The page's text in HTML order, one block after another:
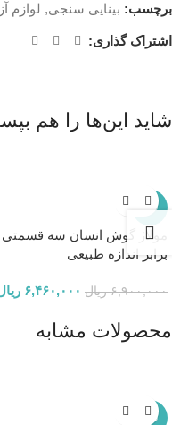
برچسب: بینایی سنجی, لوازم
اشتراک گذاری:
شاید این‌ها را هم
-6%
برابر اندازه طبیعی
۶,۹۰۰,۰۰۰ ریال ۶,۴۶۰,۰۰۰
محصولات مشابه
-5%